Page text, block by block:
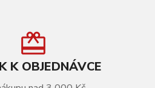
K OBJEDNÁVCE